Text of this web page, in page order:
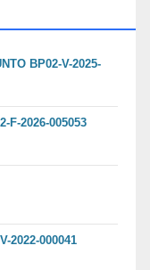
BP02-V-2025-
F-2026-005053
2022-000041